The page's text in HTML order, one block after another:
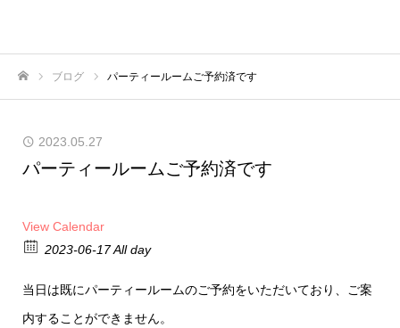
ブログ パーティールームご予約済です
2023.05.27
パーティールームご予約済です
View Calendar
2023-06-17 All day
当日は既にパーティールームのご予約をいただいており、ご案
内することができません。